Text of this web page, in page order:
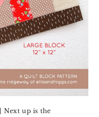
Next up is the